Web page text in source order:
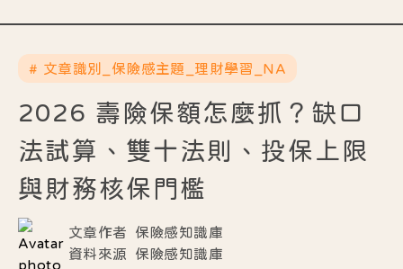
# 文章識別_保險感主題_理財學習_NA
2026 壽險保額怎麼抓？缺口
法試算、雙十法則、投保上限
與財務核保門檻
文章作者
保險感知識庫
資料來源
保險感知識庫